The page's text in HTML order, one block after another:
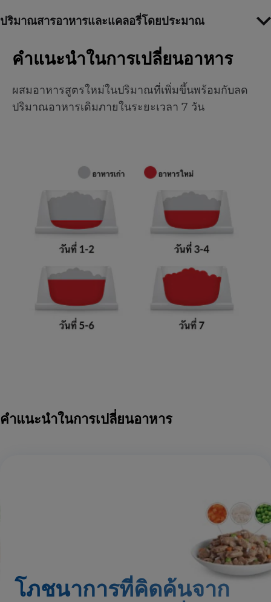
ปริมาณสารอาหารและแคลอรี่โดยประมาณ
คำแนะนำในการเปลี่ยนอาหาร
ผสมอาหารสูตรใหม่ในปริมาณที่เพิ่มขึ้นพร้อมกับลด
ปริมาณอาหารเดิมภายในระยะเวลา 7 วัน
คำแนะนำในการเปลี่ยนอาหาร
โภชนาการที่คิดค้นจาก